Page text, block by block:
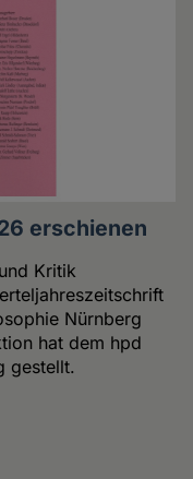
erschienen
Kritik
Nürnberg
hat dem hpd
gestellt.